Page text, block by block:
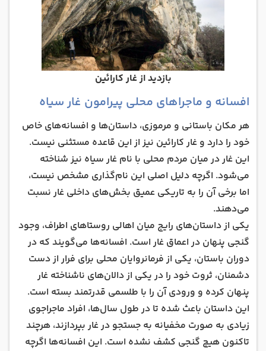
بازدید از غار کارائین
افسانه‌ و ماجراهای محلی پیرامون غار سیاه
هر مکان باستانی و مرموزی، داستان‌ها و افسانه‌های خاص
خود را دارد و غار کارائین نیز از این قاعده مستثنی نیست.
این غار در میان مردم محلی با نام غار سیاه نیز شناخته
می‌شود. اگرچه دلیل اصلی این نام‌گذاری مشخص نیست،
اما برخی آن را به تاریکی عمیق بخش‌های داخلی غار نسبت
می‌دهند.
یکی از داستان‌های رایج میان اهالی روستاهای اطراف، وجود
گنجی پنهان در اعماق غار است. افسانه‌ها می‌گویند که در
دوران باستان، یکی از فرمانروایان محلی برای فرار از دست
دشمنان، ثروت خود را در یکی از دالان‌های ناشناخته غار
پنهان کرده و ورودی آن را با طلسمی قدرتمند بسته است.
این داستان باعث شده تا در طول سال‌ها، افراد ماجراجوی
زیادی به صورت مخفیانه به جستجو در غار بپردازند، هرچند
تاکنون هیچ گنجی کشف نشده است. این افسانه‌ها اگرچه